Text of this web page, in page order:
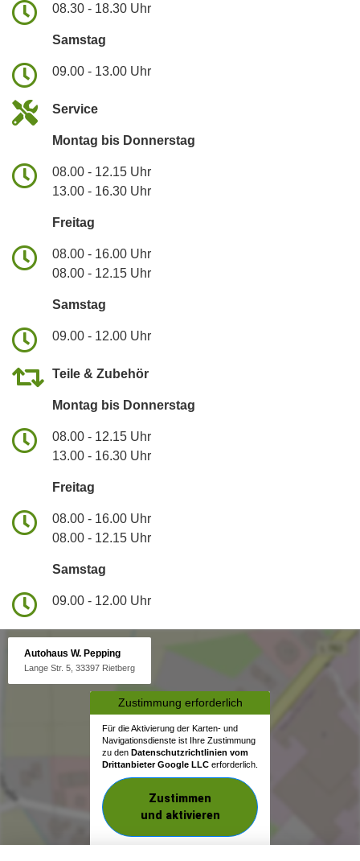
08.30 - 18.30 Uhr
Samstag
09.00 - 13.00 Uhr
Service
Montag bis Donnerstag
08.00 - 12.15 Uhr
13.00 - 16.30 Uhr
Freitag
08.00 - 16.00 Uhr
08.00 - 12.15 Uhr
Samstag
09.00 - 12.00 Uhr
Teile & Zubehör
Montag bis Donnerstag
08.00 - 12.15 Uhr
13.00 - 16.30 Uhr
Freitag
08.00 - 16.00 Uhr
08.00 - 12.15 Uhr
Samstag
09.00 - 12.00 Uhr
Autohaus W. Pepping
Lange Str. 5, 33397 Rietberg
Zustimmung erforderlich
Für die Aktivierung der Karten- und
Navigationsdienste ist Ihre Zustimmung
zu den Datenschutzrichtlinien vom
Drittanbieter Google LLC erforderlich.
Zustimmen
und aktivieren